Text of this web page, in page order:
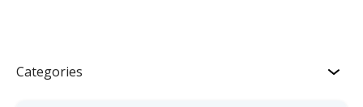
Categories